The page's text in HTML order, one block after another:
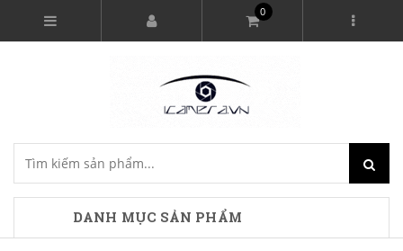
0
DANH MỤC SẢN PHẨM